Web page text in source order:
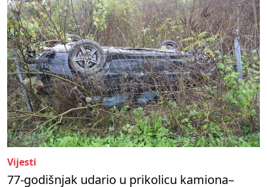
Vijesti
77-godišnjak udario u prikolicu kamiona–